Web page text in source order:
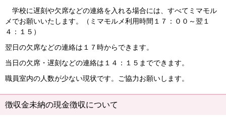
学校に遅刻や欠席などの連絡を入れる場合には、すべてミマモル
メでお願いいたします。（ミマモルメ利用時間１７：００～翌１
４：１５）
翌日の欠席などの連絡は１７時からできます。
当日の欠席・遅刻などの連絡は１４：１５までできます。
職員室内の人数が少ない現状です。ご協力お願いします。
徴収金未納の現金徴収について